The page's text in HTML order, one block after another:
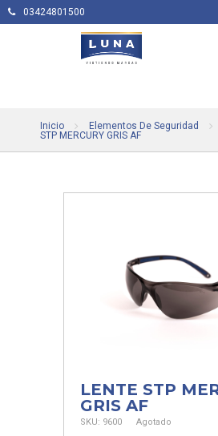
03424801500
Inicio Elementos De Seguridad
STP MERCURY GRIS AF
LENTE STP
GRIS AF
SKU: 9600 Agotado